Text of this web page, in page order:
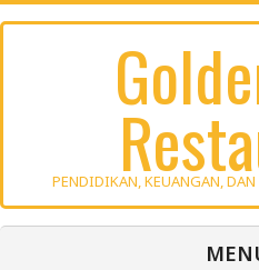
Skip
PENDIDIKAN, KEUANGAN, DAN